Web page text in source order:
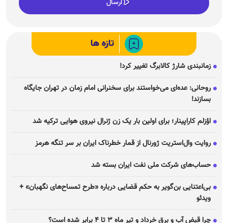
تازه ها
زمانبندی شارژ کالابرگ تغییر کرد!
روحانی: عده‌ای می‌خواستند برای سخنرانی امام زمان در تهران جایگاه
بسازند!
اؤزلم کاراپینار؛ برای اولین بار یک زن ژنرال نیروی هوایی ترکیه شد
روایت وال‌استریت ژورنال از قمار خطرناک ایران بر سر تنگه هرمز
حساب‌های شرکت ملی نفت ایران بسته شد
بی‌اعتنایی بن‌گویر به حکم قضایی درباره «طرح تمساح‌های نگهبان» +
ویدئو
چرا قبض آب و برق خرداد و تیر ماه ۳ تا ۴ برابر شده است؟